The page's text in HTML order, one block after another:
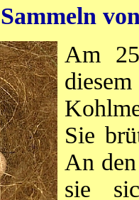
Am
Sie
An
sie